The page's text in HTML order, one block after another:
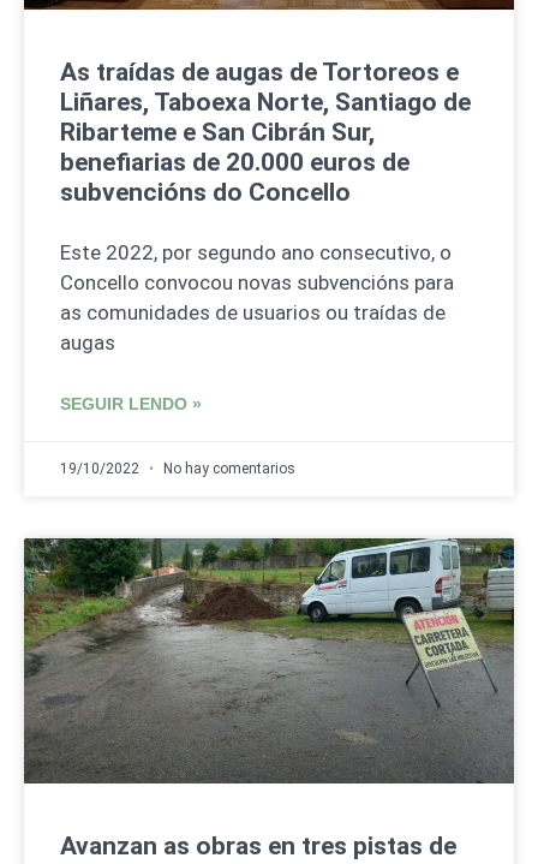
As traídas de augas de Tortoreos e
Liñares, Taboexa Norte, Santiago de
Ribarteme e San Cibrán Sur,
benefiarias de 20.000 euros de
subvencións do Concello
Este 2022, por segundo ano consecutivo, o
Concello convocou novas subvencións para
as comunidades de usuarios ou traídas de
augas
SEGUIR LENDO »
19/10/2022 No hay comentarios
Avanzan as obras en tres pistas de